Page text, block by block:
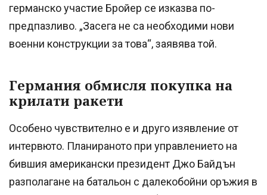
германско участие Бройер се изказва по-
предпазливо. „Засега не са необходими нови
военни конструкции за това“, заявява той.
Германия обмисля покупка на
крилати ракети
Особено чувствително е и друго изявление от
интервюто. Планираното при управлението на
бившия американски президент Джо Байдън
разполагане на батальон с далекобойни оръжия в